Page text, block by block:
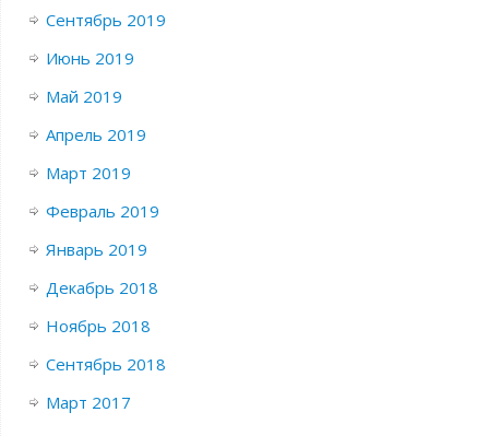
Сентябрь 2019
Июнь 2019
Май 2019
Апрель 2019
Март 2019
Февраль 2019
Январь 2019
Декабрь 2018
Ноябрь 2018
Сентябрь 2018
Март 2017